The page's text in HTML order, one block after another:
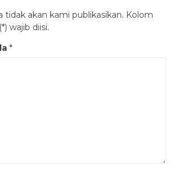
tidak akan kami publikasikan. Kolom
wajib diisi.
*